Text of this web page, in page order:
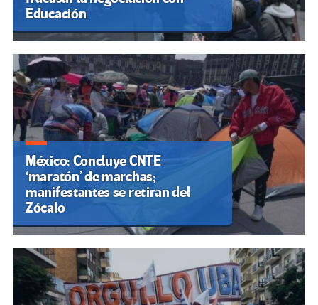
Educación
México: Concluye CNTE
‘maratón’ de marchas;
manifestantes se retiran del
Zócalo